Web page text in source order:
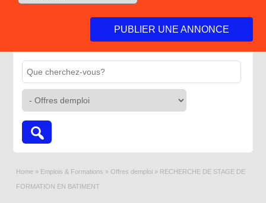
PUBLIER UNE ANNONCE
Home » Emplois & Formations » Offres demploi » RECHERCHE DE STAGE DE
FORMATION EN BATIMENT